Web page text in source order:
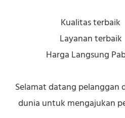
Kualitas terbaik
Layanan terbaik
Harga Langsung
Selamat datang pelanggan
dunia untuk mengajukan